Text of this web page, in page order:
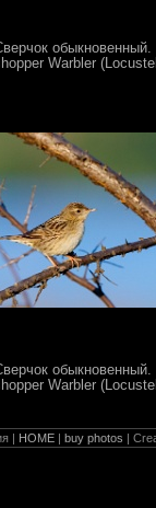
обыкновенный.
Warbler
обыкновенный.
Warbler
| HOME | buy photos |